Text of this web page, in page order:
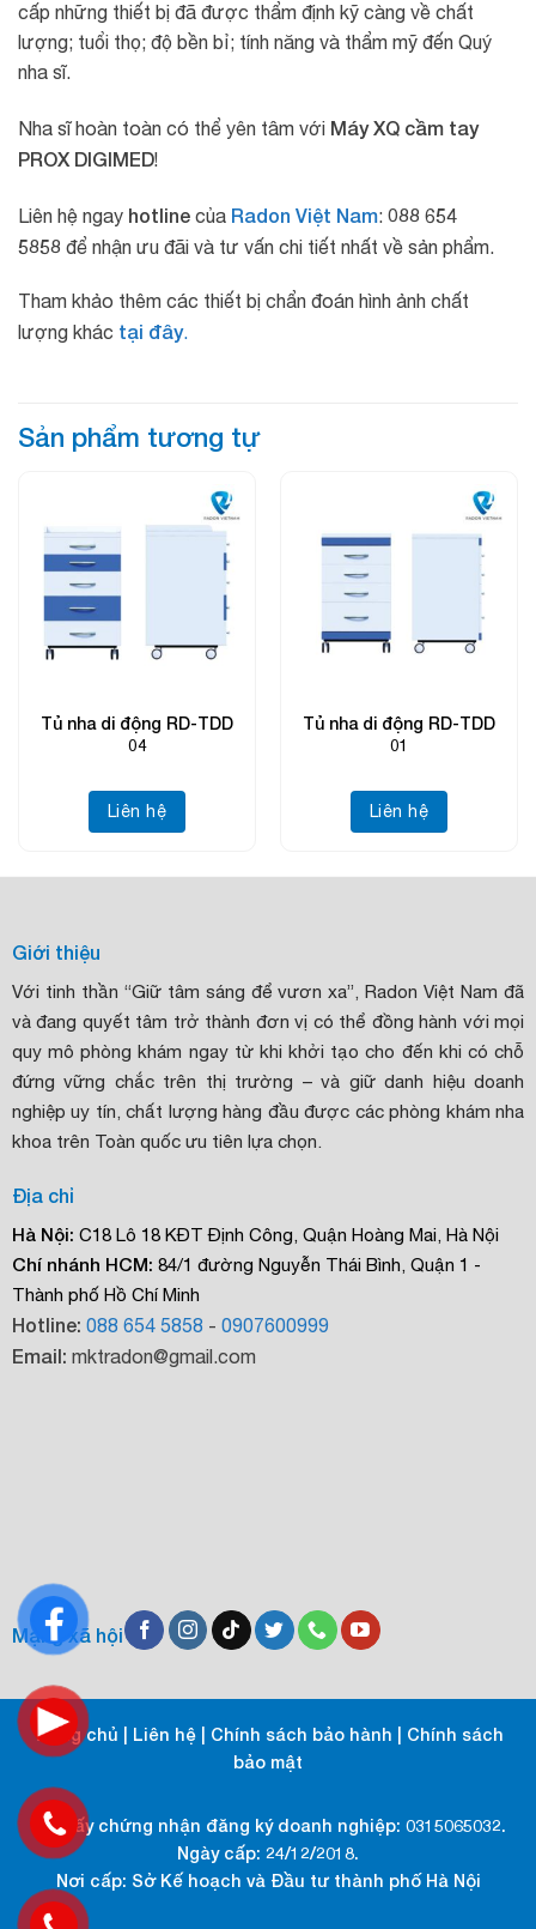
cấp những thiết bị đã được thẩm định kỹ càng về chất
lượng; tuổi thọ; độ bền bỉ; tính năng và thẩm mỹ đến Quý
nha sĩ.
Nha sĩ hoàn toàn có thể yên tâm với Máy XQ cầm tay
PROX DIGIMED!
Liên hệ ngay hotline của Radon Việt Nam: 088 654
5858 để nhận ưu đãi và tư vấn chi tiết nhất về sản phẩm.
Tham khảo thêm các thiết bị chẩn đoán hình ảnh chất
lượng khác tại đây.
Sản phẩm tương tự
Tủ nha di động RD-TDD
04
Liên hệ
Tủ nha di động RD-TDD
01
Liên hệ
Giới thiệu
Với tinh thần “Giữ tâm sáng để vươn xa”, Radon Việt Nam đã
và đang quyết tâm trở thành đơn vị có thể đồng hành với mọi
quy mô phòng khám ngay từ khi khởi tạo cho đến khi có chỗ
đứng vững chắc trên thị trường – và giữ danh hiệu doanh
nghiệp uy tín, chất lượng hàng đầu được các phòng khám nha
khoa trên Toàn quốc ưu tiên lựa chọn.
Địa chỉ
Hà Nội: C18 Lô 18 KĐT Định Công, Quận Hoàng Mai, Hà Nội
Chí nhánh HCM: 84/1 đường Nguyễn Thái Bình, Quận 1 -
Thành phố Hồ Chí Minh
Hotline: 088 654 5858 - 0907600999
Email: mktradon@gmail.com
Mạng xã hội
Trang chủ Liên hệ Chính sách bảo hành
Chính sách
bảo mật
Số giấy chứng nhận đăng ký doanh nghiệp: 0315065032.
Ngày cấp: 24/12/2018.
Nơi cấp: Sở Kế hoạch và Đầu tư thành phố Hà Nội